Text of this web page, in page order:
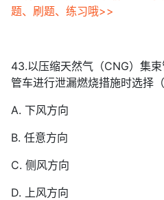
题、刷题、练习哦>>
43.以压缩天然气（CNG）集
管车进行泄漏燃烧措施时选择
A. 下风方向
B. 任意方向
C. 侧风方向
D. 上风方向